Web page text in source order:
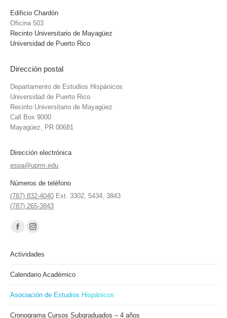
Edificio Chardón
Oficina 503
Recinto Universitario de Mayagüez
Universidad de Puerto Rico
Dirección postal
Departamento de Estudios Hispánicos
Universidad de Puerto Rico
Recinto Universitario de Mayagüez
Call Box 9000
Mayagüez, PR 00681
Dirección electrónica
espa@uprm.edu
Números de teléfono
(787) 832-4040 Ext. 3302, 5434, 3843
(787) 265-3843
Find us on:
Facebook
opens
in
window
Instagram
opens
in
window
Actividades
Calendario Académico
Asociación de Estudios Hispánicos
Cronograma Cursos Subgraduados – 4 años